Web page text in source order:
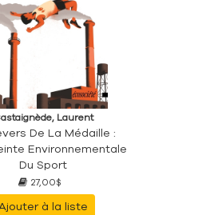
Laurent
De La Médaille :
Environnementale
Du Sport
27,00$
à la liste